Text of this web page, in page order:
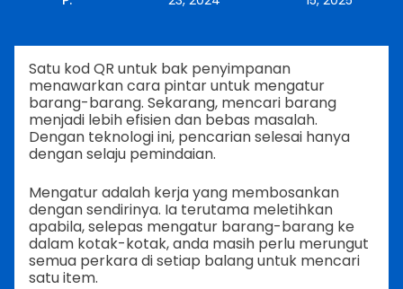
Satu kod QR untuk bak penyimpanan
menawarkan cara pintar untuk mengatur
barang-barang. Sekarang, mencari barang
menjadi lebih efisien dan bebas masalah.
Dengan teknologi ini, pencarian selesai hanya
dengan selaju pemindaian.
Mengatur adalah kerja yang membosankan
dengan sendirinya. Ia terutama meletihkan
apabila, selepas mengatur barang-barang ke
dalam kotak-kotak, anda masih perlu merungut
semua perkara di setiap balang untuk mencari
satu item.